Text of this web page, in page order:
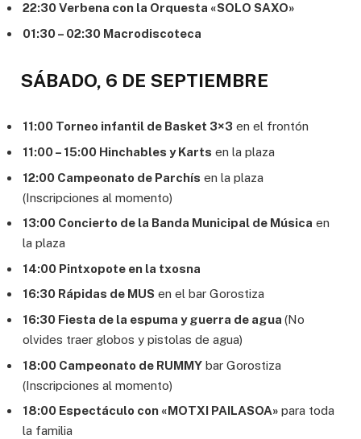
22:30 Verbena con la Orquesta «SOLO SAXO»
01:30 – 02:30 Macrodiscoteca
SÁBADO, 6 DE SEPTIEMBRE
11:00 Torneo infantil de Basket 3×3 en el frontón
11:00 – 15:00 Hinchables y Karts en la plaza
12:00 Campeonato de Parchís en la plaza
(Inscripciones al momento)
13:00 Concierto de la Banda Municipal de Música en
la plaza
14:00 Pintxopote en la txosna
16:30 Rápidas de MUS en el bar Gorostiza
16:30 Fiesta de la espuma y guerra de agua (No
olvides traer globos y pistolas de agua)
18:00 Campeonato de RUMMY bar Gorostiza
(Inscripciones al momento)
18:00 Espectáculo con «MOTXI PAILASOA» para toda
la familia